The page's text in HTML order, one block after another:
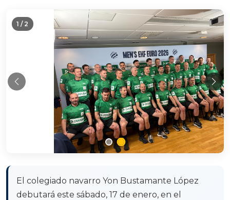
2 / 2
Anterior
El colegiado navarro Yon Bustamante López
debutará este sábado, 17 de enero, en el